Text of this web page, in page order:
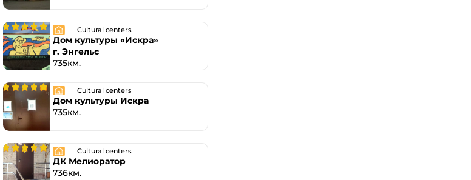
Cultural centers
Дом культуры «Искра»
г. Энгельс
735км.
Cultural centers
Дом культуры Искра
735км.
Cultural centers
ДК Мелиоратор
736км.